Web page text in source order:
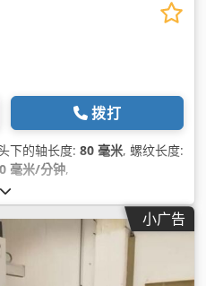
拨打
下的轴长度: 80 毫米, 螺纹长度:
毫米/分钟,
小广告